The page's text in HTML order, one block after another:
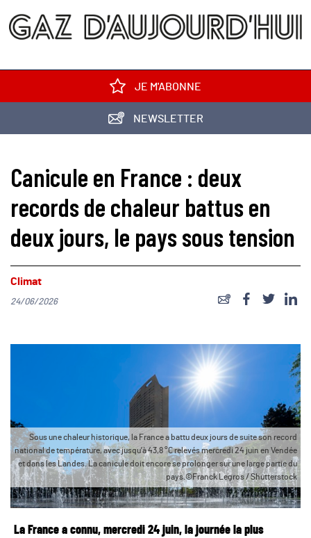
JE M'ABONNE
NEWSLETTER
Canicule en France : deux
records de chaleur battus en
deux jours, le pays sous tension
Climat
24/06/2026
Sous une chaleur historique, la France a battu deux jours de suite son record
national de température, avec jusqu’à 43,8 °C relevés mercredi 24 juin en Vendée
et dans les Landes. La canicule doit encore se prolonger sur une large partie du
pays.©Franck Legros / Shutterstock
La France a connu, mercredi 24 juin, la journée la plus